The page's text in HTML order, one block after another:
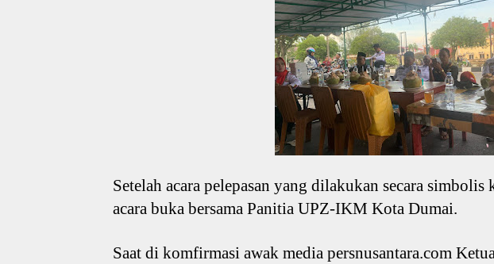
Setelah acara pelepasan yang dilakukan secara
acara buka bersama Panitia UPZ-IKM Kota Dumai.
Saat di komfirmasi awak media persnusantara.com